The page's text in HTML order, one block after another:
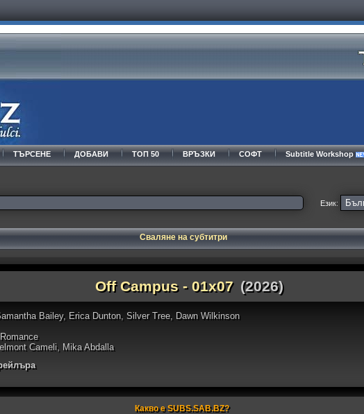
ТЪРСЕНЕ ДОБАВИ ТОП 50 ВРЪЗКИ СОФТ Subtitle Workshop
Език:
Сваляне на субтитри
Off Campus - 01x07 (2026)
Bailey, Erica Dunton, Silver Tree, Dawn Wilkinson
Cameli, Mika Abdalla
Какво е SUBS.SAB.BZ?